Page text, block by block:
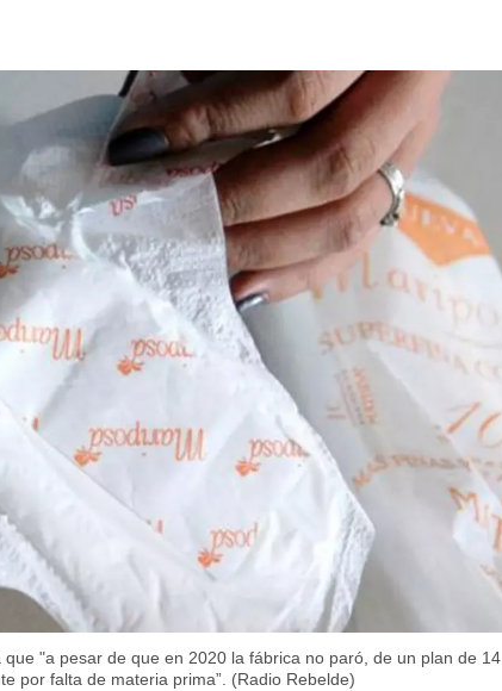
"a pesar de que en 2020 la fábrica no paró, de un plan de 14
por falta de materia prima”. (Radio Rebelde)